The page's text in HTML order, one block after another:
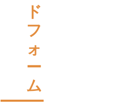
ド
フ
ォ
ー
ム